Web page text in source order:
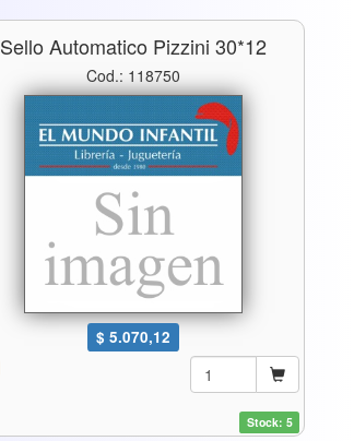
Sello Automatico Pizzini 30*12
Cod.: 118750
$ 5.070,12
Stock: 5